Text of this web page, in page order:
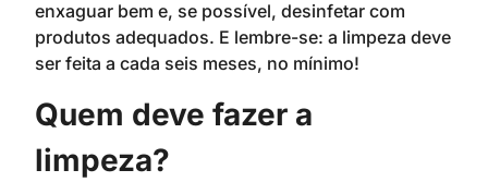
enxaguar bem e, se possível, desinfetar com
produtos adequados. E lembre-se: a limpeza deve
ser feita a cada seis meses, no mínimo!
Quem deve fazer a
limpeza?